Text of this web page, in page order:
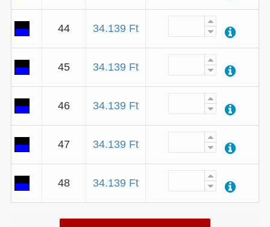
44 34.139 Ft
45 34.139 Ft
46 34.139 Ft
47 34.139 Ft
48 34.139 Ft